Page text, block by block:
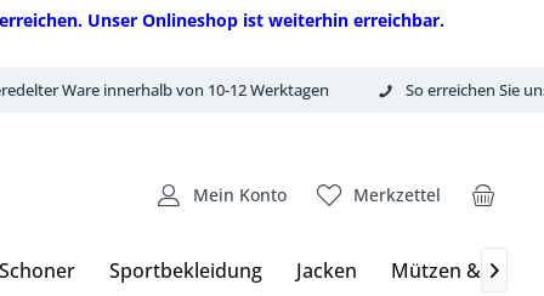
Unser Onlineshop ist weiterhin erreichbar.
Ware innerhalb von 10-12 Werktagen So erreichen Sie
Merkzettel
Mein Konto
Sportbekleidung Jacken Mützen & 